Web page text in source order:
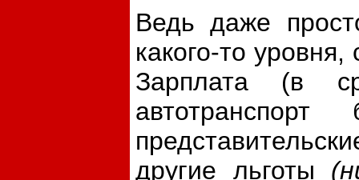
Ведь даже
какого-то
Зарплата (в
другие льготы